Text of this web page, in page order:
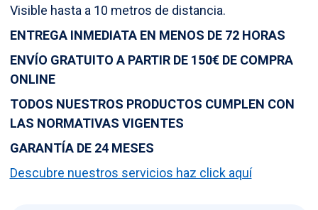
Visible hasta a 10 metros de distancia.
ENTREGA INMEDIATA EN MENOS DE 72 HORAS
ENVÍO GRATUITO A PARTIR DE 150€ DE COMPRA
ONLINE
TODOS NUESTROS PRODUCTOS CUMPLEN CON
LAS NORMATIVAS VIGENTES
GARANTÍA DE 24 MESES
Descubre nuestros servicios haz click aquí